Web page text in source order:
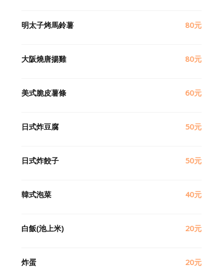
明太子烤馬鈴薯 80元
大阪燒唐揚雞 80元
美式脆皮薯條 60元
日式炸豆腐 50元
日式炸餃子 50元
韓式泡菜 40元
白飯(池上米) 20元
炸蛋 20元